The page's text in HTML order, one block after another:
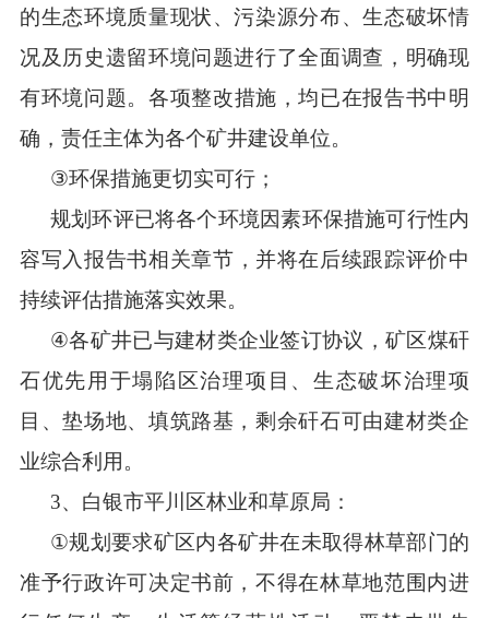
的生态环境质量现状、污染源分布、生态破坏情
况及历史遗留环境问题进行了全面调查 ，明确现
有环境问题。 各项整改措施，均已在报告书中明
确 ， 责任主体为各个矿井建设单位。
③环保措施更切实可行；
规划环评已将各个环境因素环保措施可行性内
容写入 报告书相关章节，并将在后续跟踪评价中
持续评估措施落实效果。
④各矿井已与建材类企业签订协议，矿区煤矸
石优先用于塌陷区治理项目、生态破坏治理项
目、垫场地、填筑路基，剩余矸石可由建材类企
业综合利用。
3、 白银市平川区林业和草原局：
①规划要求矿区内各矿井在未取得林草部门的
准予行政许可决定书前，不得在林草地范围内进